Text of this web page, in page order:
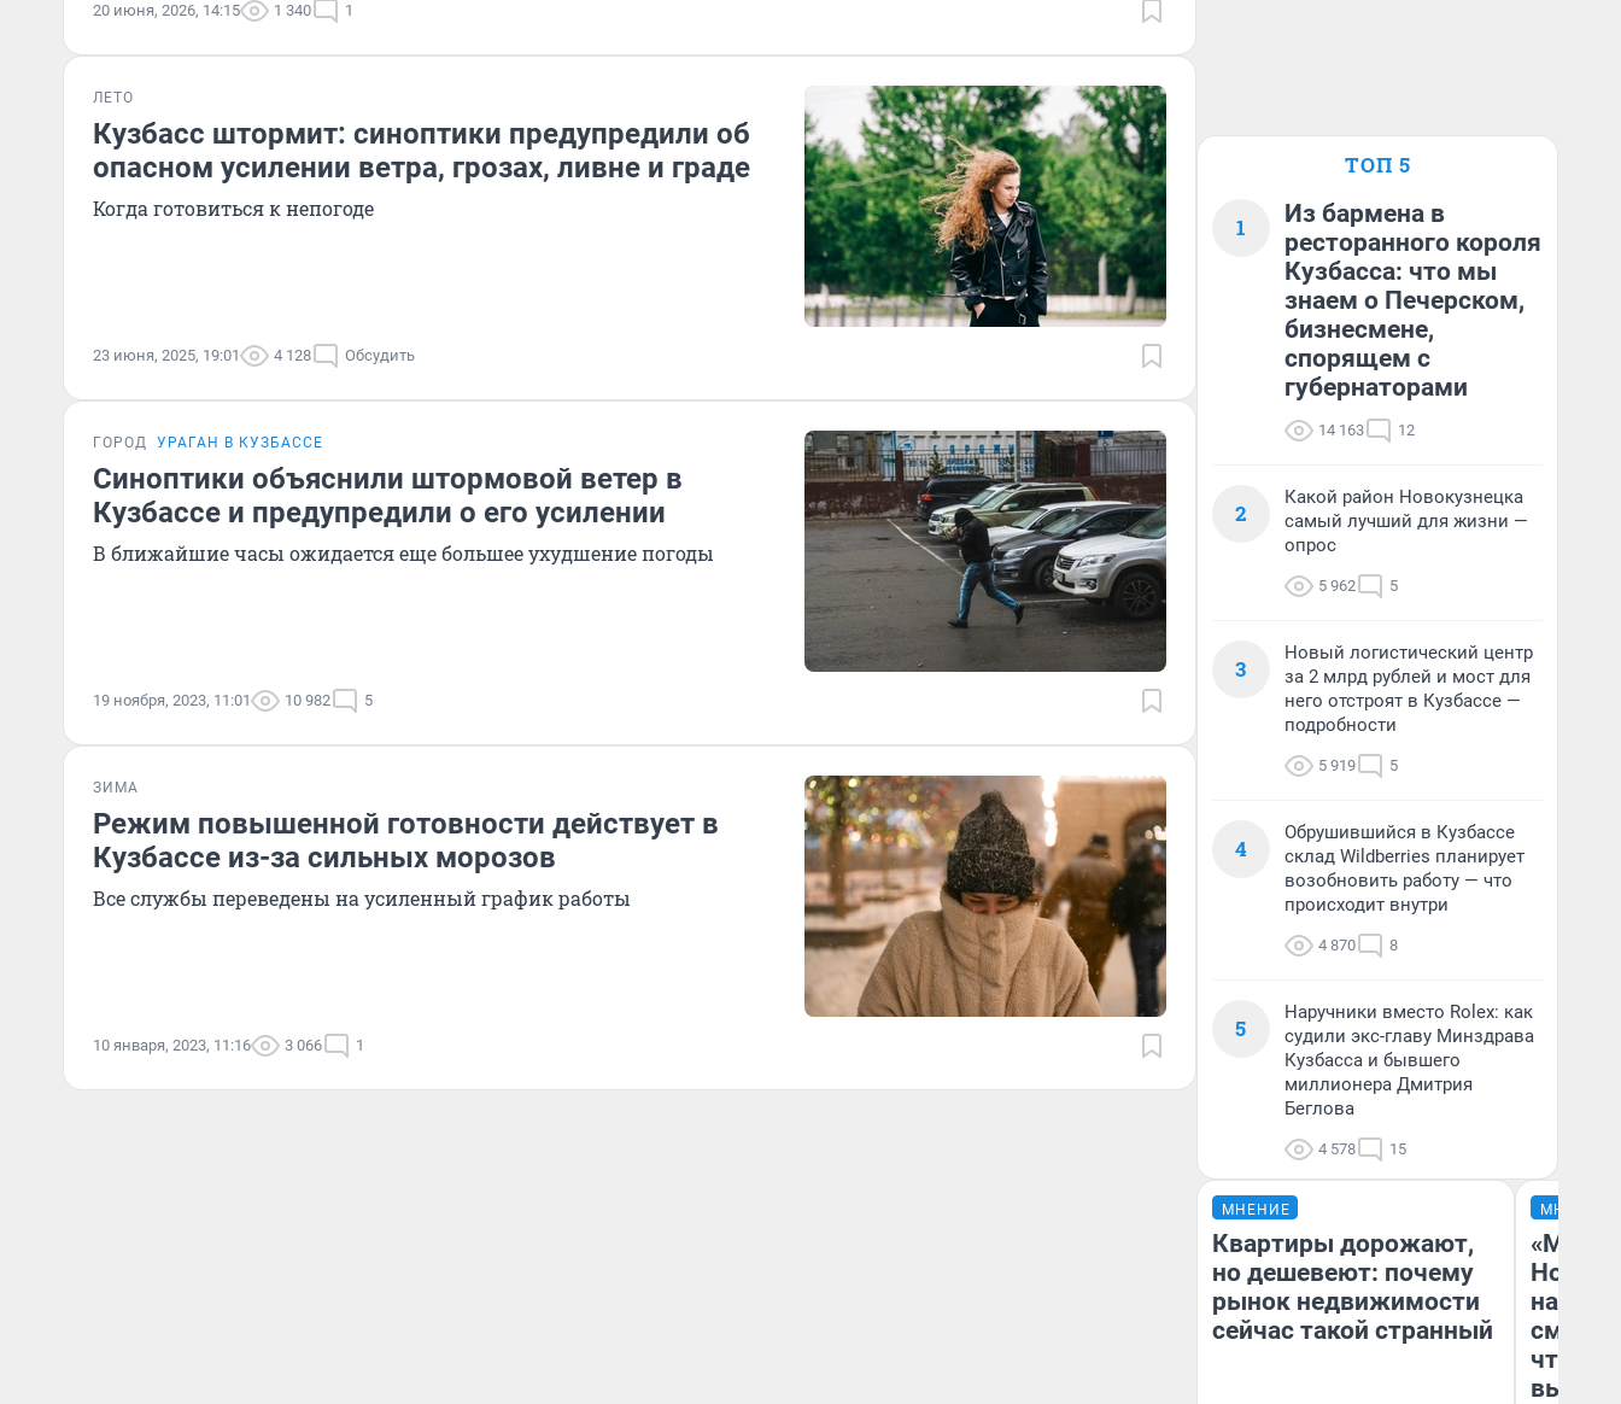
20 июня, 2026, 14:15 1 340 1
ЛЕТО
Кузбасс штормит: синоптики предупредили об
опасном усилении ветра, грозах, ливне и граде
Когда готовиться к непогоде
23 июня, 2025, 19:01 4 128 Обсудить
ГОРОД УРАГАН В КУЗБАССЕ
Синоптики объяснили штормовой ветер в
Кузбассе и предупредили о его усилении
В ближайшие часы ожидается еще большее ухудшение погоды
19 ноября, 2023, 11:01 10 982 5
ЗИМА
Режим повышенной готовности действует в
Кузбассе из-за сильных морозов
Все службы переведены на усиленный график работы
10 января, 2023, 11:16 3 066 1
ТОП 5
1
Из бармена в
ресторанного короля
Кузбасса: что мы
знаем о Печерском,
бизнесмене,
спорящем с
губернаторами
14 163 12
2
Какой район Новокузнецка
самый лучший для жизни —
опрос
5 962 5
3
Новый логистический центр
за 2 млрд рублей и мост для
него отстроят в Кузбассе —
подробности
5 919 5
4
Обрушившийся в Кузбассе
склад Wildberries планирует
возобновить работу — что
происходит внутри
4 870 8
5
Наручники вместо Rolex: как
судили экс-главу Минздрава
Кузбасса и бывшего
миллионера Дмитрия
Беглова
4 578 15
МНЕНИЕ
Квартиры дорожают,
но дешевеют: почему
рынок недвижимости
сейчас такой странный
МНЕНИЕ
«Мы
чтобы